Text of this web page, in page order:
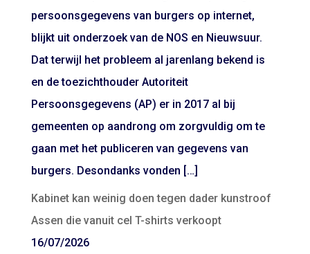
persoonsgegevens van burgers op internet,
blijkt uit onderzoek van de NOS en Nieuwsuur.
Dat terwijl het probleem al jarenlang bekend is
en de toezichthouder Autoriteit
Persoonsgegevens (AP) er in 2017 al bij
gemeenten op aandrong om zorgvuldig om te
gaan met het publiceren van gegevens van
burgers. Desondanks vonden […]
Kabinet kan weinig doen tegen dader kunstroof
Assen die vanuit cel T-shirts verkoopt
16/07/2026